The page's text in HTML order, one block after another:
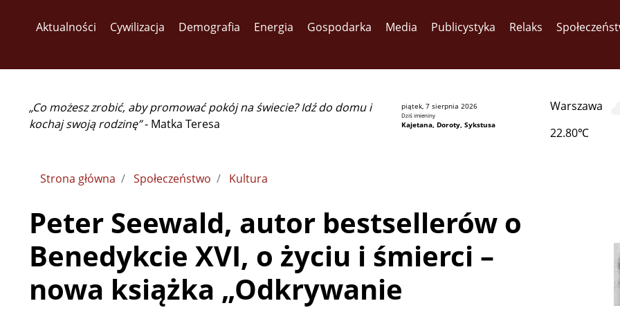
Aktualności Cywilizacja Demografia Energia Gospodarka Media Publicystyka Relaks
„Co możesz zrobić, aby promować pokój na świecie? Idź do domu i
kochaj swoją rodzinę”- Matka Teresa
piątek, 7 sierpnia 2026
Dziś imieniny
Kajetana, Doroty, Sykstusa
Warszawa
22.80℃
Strona główna Społeczeństwo Kultura
Peter Seewald, autor bestsellerów o
Benedykcie XVI, o życiu i śmierci –
nowa książka „Odkrywanie